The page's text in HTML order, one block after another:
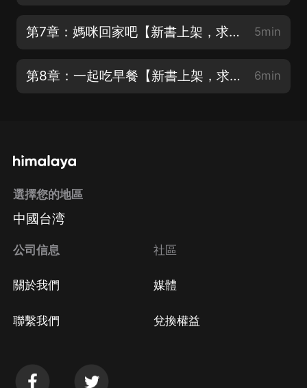
第7章：媽咪回家吧【新書上架，求月票，求訂閱，求好評，求點讚哦~】 5min
第8章：一起吃早餐【新書上架，求月票，求訂閱，求好評，求點讚哦~】 6min
選擇您的地區
中國台湾
公司信息
關於我們
聯繫我們
社區
媒體
兌換權益